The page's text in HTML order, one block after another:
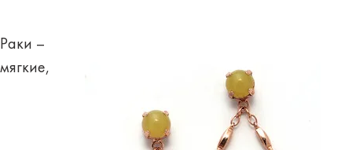
Раки –
мягкие,